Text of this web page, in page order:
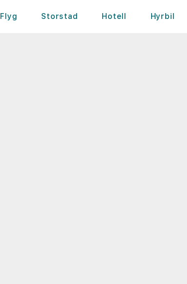
Flyg Storstad Hotell Hyrbil